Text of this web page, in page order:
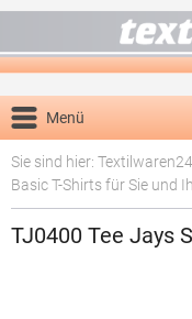
Menü
Sie sind hier:
Basic T-Shirts für Sie und
TJ0400 Tee Jays